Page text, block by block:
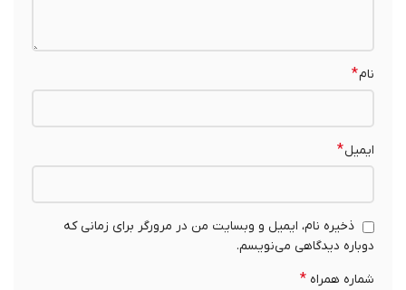
ایمیل*
ذخیره نام، ایمیل و وبسایت من در مرورگر برای زمانی که
دوباره دیدگاهی می‌نویسم.
شماره همراه*